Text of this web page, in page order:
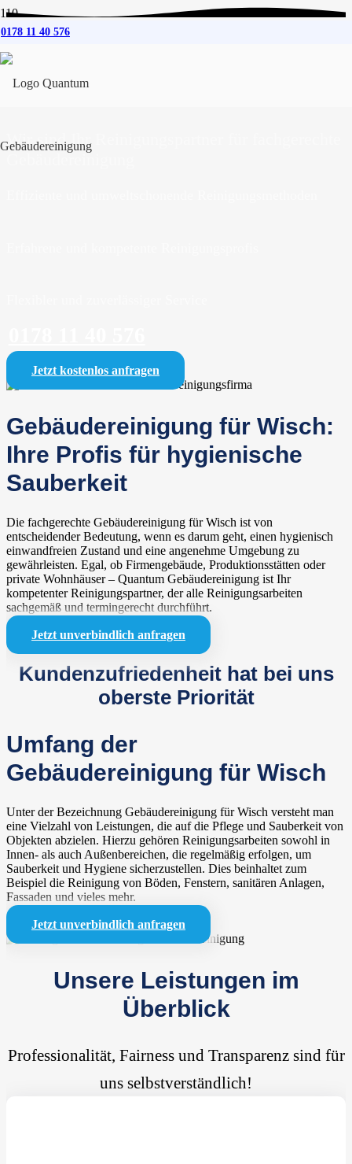
0178 11 40 576
Gebäudereinigung
Wisch
Wir sind Ihr Reinigungspartner für fachgerechte
Gebäudereinigung
Jetzt kostenlos anfragen
Gebäudereinigung für Wisch:
Ihre Profis für hygienische
Sauberkeit
Die fachgerechte Gebäudereinigung für Wisch ist von
entscheidender Bedeutung, wenn es darum geht, einen hygienisch
einwandfreien Zustand und eine angenehme Umgebung zu
gewährleisten. Egal, ob Firmengebäude, Produktionsstätten oder
private Wohnhäuser – Quantum Gebäudereinigung ist Ihr
kompetenter Reinigungspartner, der alle Reinigungsarbeiten
sachgemäß und termingerecht durchführt.
Jetzt unverbindlich anfragen
Kundenzufriedenheit hat bei uns
oberste Priorität
Umfang der
Gebäudereinigung für Wisch
Unter der Bezeichnung Gebäudereinigung für Wisch versteht man
eine Vielzahl von Leistungen, die auf die Pflege und Sauberkeit von
Objekten abzielen. Hierzu gehören Reinigungsarbeiten sowohl in
Innen- als auch Außenbereichen, die regelmäßig erfolgen, um
Sauberkeit und Hygiene sicherzustellen. Dies beinhaltet zum
Beispiel die Reinigung von Böden, Fenstern, sanitären Anlagen,
Fassaden und vieles mehr.
Jetzt unverbindlich anfragen
Unsere Leistungen im
Überblick
Professionalität, Fairness und Transparenz sind für
uns selbstverständlich!